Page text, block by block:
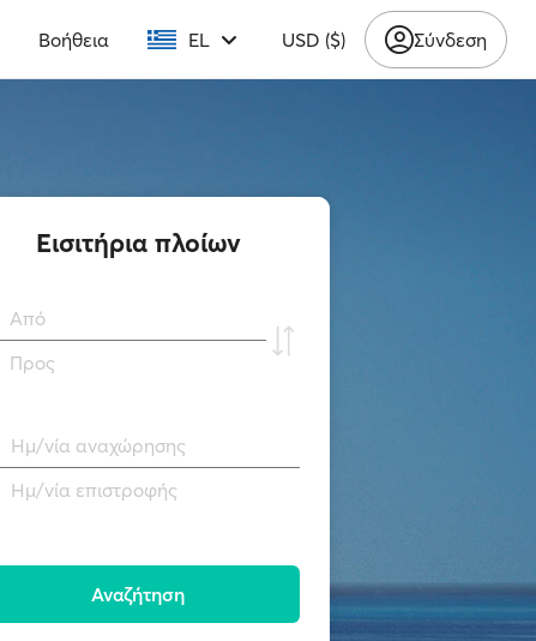
Βοήθεια EL USD ($) Σύνδεση
Εισιτήρια πλοίων
Από
Προς
Ημ/νία αναχώρησης
Ημ/νία επιστροφής
Αναζήτηση